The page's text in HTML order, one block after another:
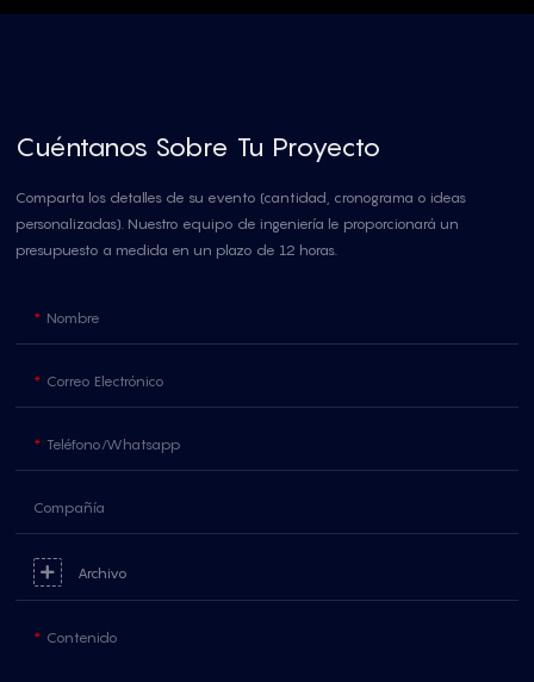
Cuéntanos Sobre Tu Proyecto
Comparta los detalles de su evento (cantidad, cronograma o ideas
personalizadas). Nuestro equipo de ingeniería le proporcionará un
presupuesto a medida en un plazo de 12 horas.
Nombre
Correo Electrónico
Teléfono/whatsapp
Compañía
Archivo
Contenido